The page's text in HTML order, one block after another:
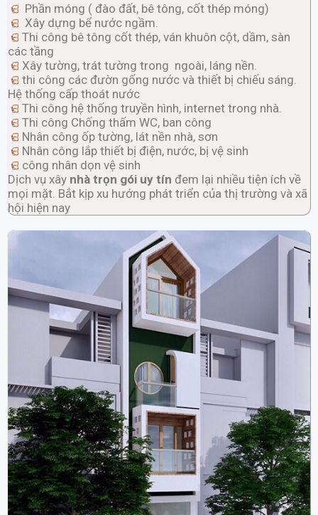
Phần móng ( đào đất, bê tông, cốt thép móng)
Xây dựng bể nước ngầm.
Thi công bê tông cốt thép, ván khuôn cột, dầm, sàn
các tầng
Xây tường, trát tường trong ngoài, láng nền.
thi công các đườn gống nước và thiết bị chiếu sáng.
Hệ thống cấp thoát nước
Thi công hệ thống truyền hình, internet trong nhà.
Thi công Chống thấm WC, ban công
Nhân công ốp tường, lát nền nhà, sơn
Nhân công lắp thiết bị điện, nước, bị vệ sinh
công nhân dọn vệ sinh
Dịch vụ xây nhà trọn gói uy tín đem lại nhiều tiện ích về
mọi mặt. Bắt kịp xu hướng phát triển của thị trường và xã
hội hiện nay